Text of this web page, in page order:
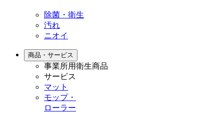
除菌・衛生
汚れ
ニオイ
商品・サービス
事業所用衛生商品
サービス
マット
モップ・
ローラー